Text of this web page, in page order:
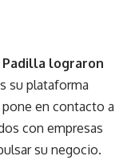
Padilla lograron
su plataforma
pone en contacto a
con empresas
su negocio.